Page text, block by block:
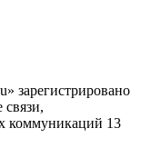
зарегистрировано
коммуникаций 13